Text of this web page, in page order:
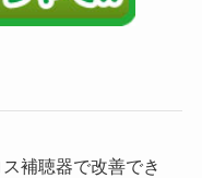
補聴器で改善でき